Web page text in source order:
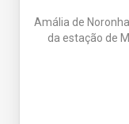
Amália de
da estação de